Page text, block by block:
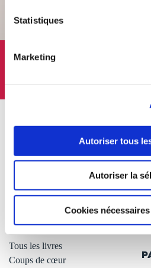
Statistiques
Marketing
Autoriser tous
Autoriser la
Cookies
À PROPOS
L'auto-édition
Nos services aux auteurs
LIBRAIRIE
Tous les livres
Coups de cœur
.